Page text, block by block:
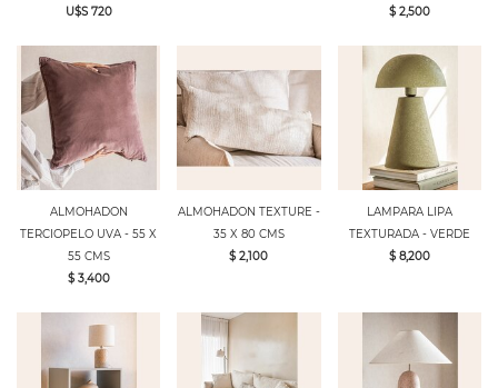
U$S 720
$ 2,500
ALMOHADON
TERCIOPELO UVA - 55 X
55 CMS
$ 3,400
ALMOHADON TEXTURE -
35 X 80 CMS
$ 2,100
LAMPARA LIPA
TEXTURADA - VERDE
$ 8,200